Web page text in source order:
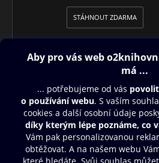
STÁHNOUT ZDARMA
Obsah ke stažení
Moje O2 Knihovna
Další zábava